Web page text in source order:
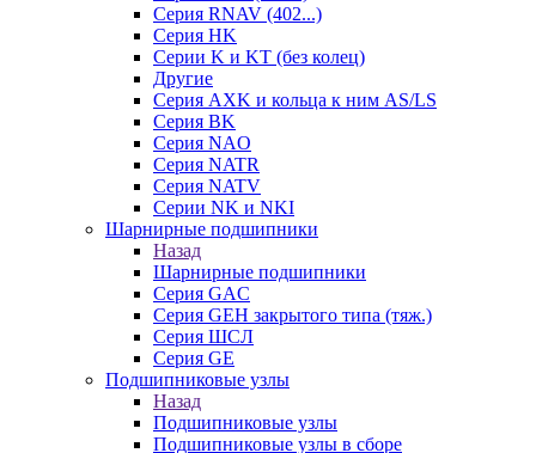
Серия RNAV (402...)
Серия HK
Серии K и KT (без колец)
Другие
Серия AXK и кольца к ним AS/LS
Серия BK
Серия NAO
Серия NATR
Серия NATV
Серии NK и NKI
Шарнирные подшипники
Назад
Шарнирные подшипники
Серия GAC
Серия GEH закрытого типа (тяж.)
Серия ШСЛ
Серия GE
Подшипниковые узлы
Назад
Подшипниковые узлы
Подшипниковые узлы в сборе